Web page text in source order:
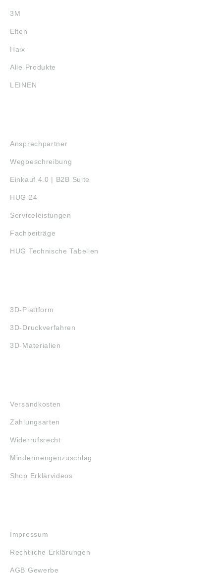
3M
Elten
Haix
Alle Produkte
LEINEN
Ansprechpartner
Wegbeschreibung
Einkauf 4.0 | B2B Suite
HUG 24
Serviceleistungen
Fachbeiträge
HUG Technische Tabellen
3D-Plattform
3D-Druckverfahren
3D-Materialien
Versandkosten
Zahlungsarten
Widerrufsrecht
Mindermengenzuschlag
Shop Erklärvideos
Impressum
Rechtliche Erklärungen
AGB Gewerbe